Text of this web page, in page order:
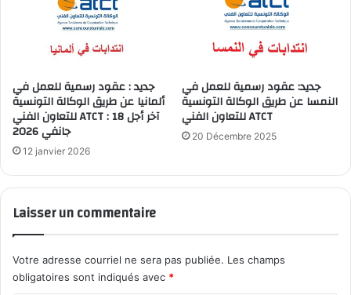
جديد : عقود رسمية للعمل في
ألمانيا عن طريق الوكالة التونسية
للتعاون الفني ATCT : آخر أجل 18
جانفي 2026
12 janvier 2026
جديد: عقود رسمية للعمل في
النمسا عن طريق الوكالة التونسية
للتعاون الفني ATCT
20 Décembre 2025
Laisser un commentaire
Votre adresse courriel ne sera pas publiée. Les champs
obligatoires sont indiqués avec *